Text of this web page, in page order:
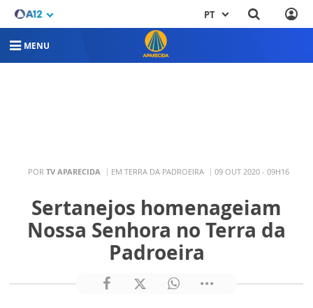
PT
MENU
POR TV APARECIDA EM TERRA DA PADROEIRA 09 OUT 2020 - 09H16
Sertanejos homenageiam
Nossa Senhora no Terra da
Padroeira